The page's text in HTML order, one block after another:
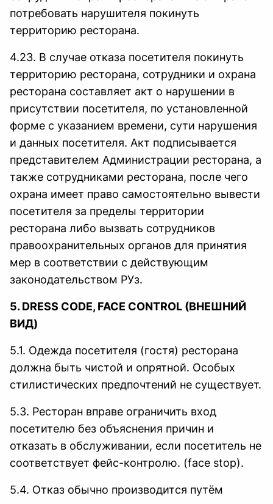
потребовать нарушителя покинуть
территорию ресторана.
4.23. В случае отказа посетителя покинуть
территорию ресторана, сотрудники и охрана
ресторана составляет акт о нарушении в
присутствии посетителя, по установленной
форме с указанием времени, сути нарушения
и данных посетителя. Акт подписывается
представителем Администрации ресторана, а
также сотрудниками ресторана, после чего
охрана имеет право самостоятельно вывести
посетителя за пределы территории
ресторана либо вызвать сотрудников
правоохранительных органов для принятия
мер в соответствии с действующим
законодательством РУз.
5. DRESS CODE, FACE CONTROL (ВНЕШНИЙ
ВИД)
5.1. Одежда посетителя (гостя) ресторана
должна быть чистой и опрятной. Особых
стилистических предпочтений не существует.
5.3. Ресторан вправе ограничить вход
посетителю без объяснения причин и
отказать в обслуживании, если посетитель не
соответствует фейс-контролю. (face stop).
5.4. Отказ обычно производится путём